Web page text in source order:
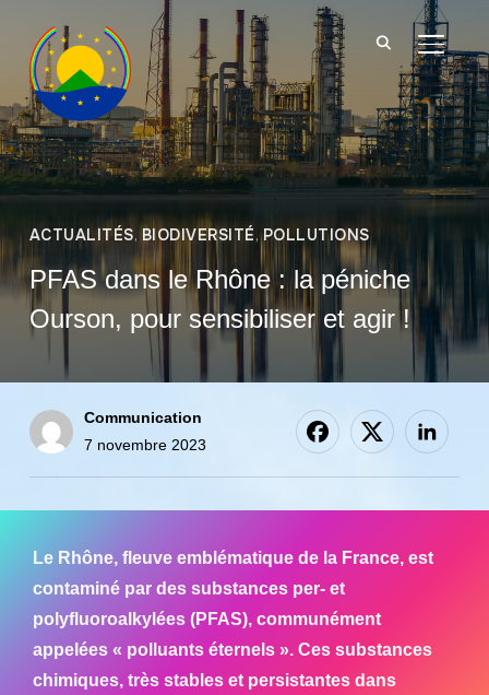
ACTUALITÉS, BIODIVERSITÉ,POLLUTIONS
PFAS dans le Rhône : la péniche
Ourson, pour sensibiliser et agir !
Communication
7 novembre 2023
Le Rhône, fleuve emblématique de la France, est
contaminé par des substances per- et
polyfluoroalkylées (PFAS), communément
appelées « polluants éternels ». Ces substances
chimiques, très stables et persistantes dans